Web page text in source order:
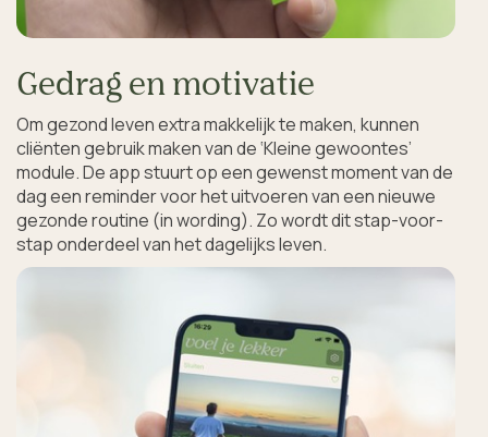
Gedrag en motivatie
Om gezond leven extra makkelijk te maken, kunnen
cliënten gebruik maken van de ‘Kleine gewoontes’
module. De app stuurt op een gewenst moment van de
dag een reminder voor het uitvoeren van een nieuwe
gezonde routine (in wording). Zo wordt dit stap-voor-
stap onderdeel van het dagelijks leven.